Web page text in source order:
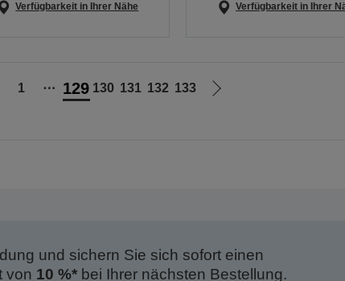
Verfügbarkeit in Ihrer Nähe Verfügbarkeit in Ihrer
1 ⋯ 129 130 131 132 133
Zur
und sichern Sie sich sofort einen
von 10 %*bei Ihrer nächsten Bestellung.